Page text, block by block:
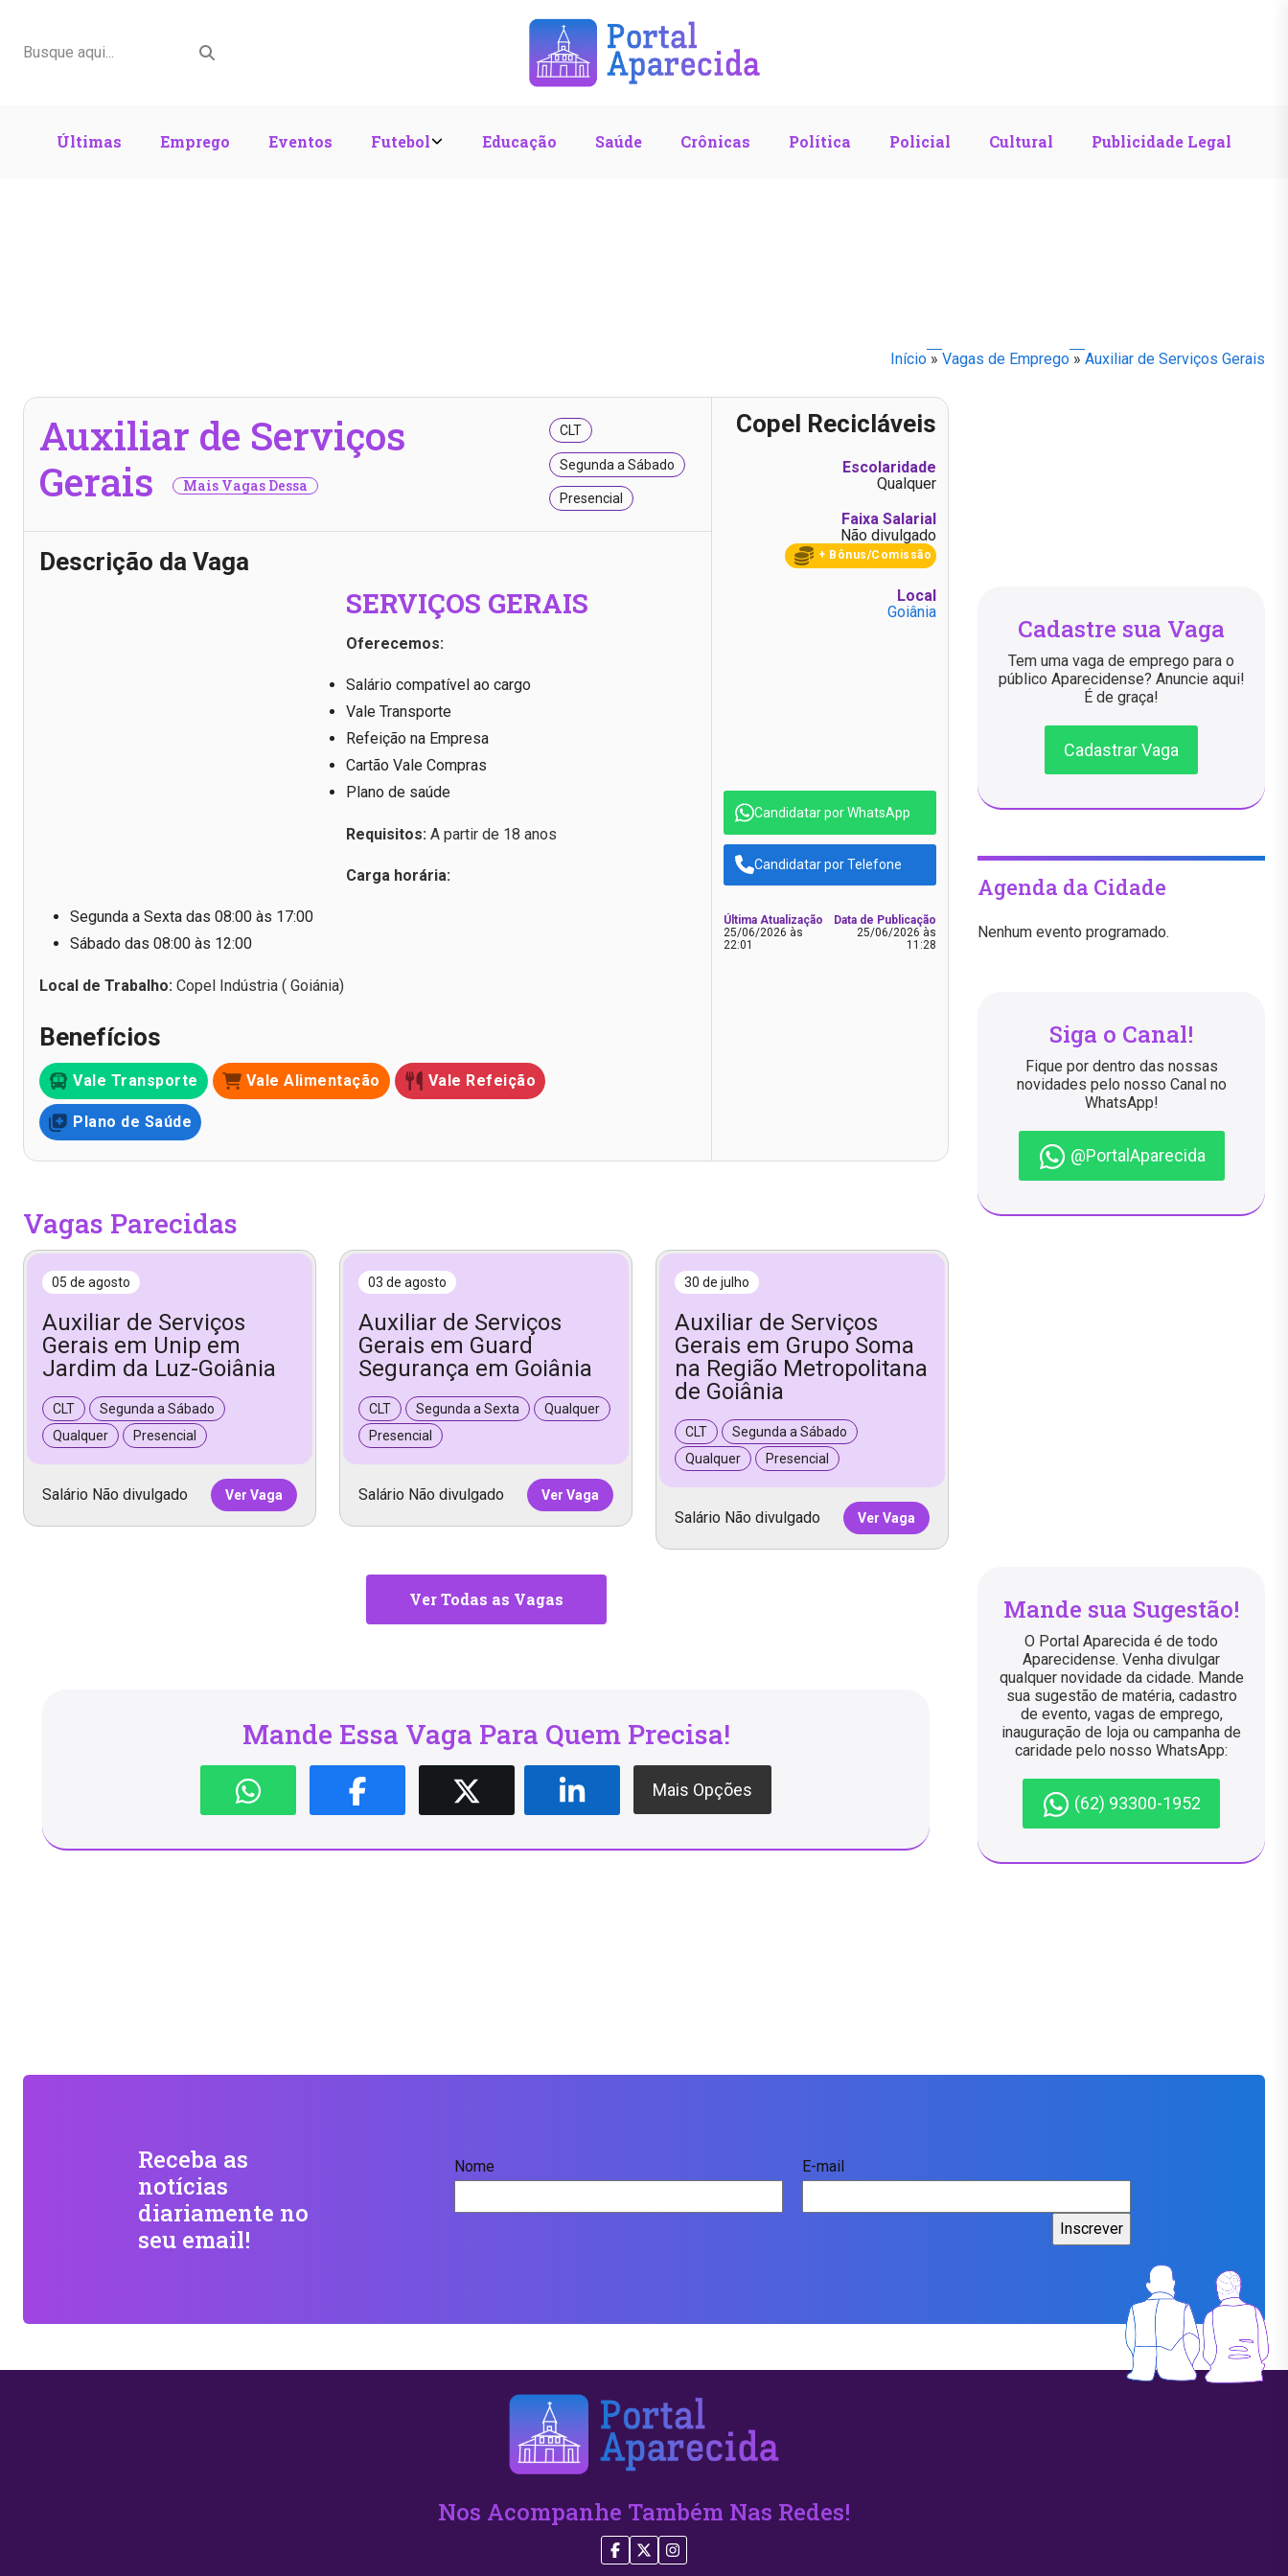
Últimas Emprego Eventos Futebol Educação Saúde Crônicas Política Policial Cultural Publicidade Legal
Início » Vagas de Emprego » Auxiliar de Serviços Gerais
Auxiliar de Serviços
Gerais
Mais Vagas Dessa
CLT
Segunda a Sábado
Presencial
Descrição da Vaga
SERVIÇOS GERAIS
Oferecemos:
Salário compatível ao cargo
Vale Transporte
Refeição na Empresa
Cartão Vale Compras
Plano de saúde
Requisitos: A partir de 18 anos
Carga horária:
Segunda a Sexta das 08:00 às 17:00
Sábado das 08:00 às 12:00
Local de Trabalho: Copel Indústria ( Goiánia)
Benefícios
Vale Transporte Vale Alimentação Vale Refeição
Plano de Saúde
Copel Recicláveis
Escolaridade
Qualquer
Faixa Salarial
Não divulgado
+ Bônus/Comissão
Local
Goiânia
Candidatar por WhatsApp
Candidatar por Telefone
Última Atualização
25/06/2026 às
22:01
Data de Publicação
25/06/2026 às
11:28
Vagas Parecidas
05 de agosto
Auxiliar de Serviços
Gerais em Unip em
Jardim da Luz-Goiânia
CLT
Segunda a Sábado
Qualquer
Presencial
Salário Não divulgado Ver Vaga
03 de agosto
Auxiliar de Serviços
Gerais em Guard
Segurança em Goiânia
CLT Segunda a Sexta
Qualquer
Presencial
Salário Não divulgado Ver Vaga
30 de julho
Auxiliar de Serviços
Gerais em Grupo Soma
na Região Metropolitana
de Goiânia
CLT
Segunda a Sábado
Qualquer
Presencial
Salário Não divulgado Ver Vaga
Ver Todas as Vagas
Mande Essa Vaga Para Quem Precisa!
Mais Opções
Cadastre sua Vaga
Tem uma vaga de emprego para o
público Aparecidense? Anuncie aqui!
É de graça!
Cadastrar Vaga
Agenda da Cidade
Nenhum evento programado.
Siga o Canal!
Fique por dentro das nossas
novidades pelo nosso Canal no
WhatsApp!
@PortalAparecida
Mande sua Sugestão!
O Portal Aparecida é de todo
Aparecidense. Venha divulgar
qualquer novidade da cidade. Mande
sua sugestão de matéria, cadastro
de evento, vagas de emprego,
inauguração de loja ou campanha de
caridade pelo nosso WhatsApp:
(62) 93300-1952
Receba as
notícias
diariamente no
seu email!
Nome E-mail
Nos Acompanhe Também Nas Redes!